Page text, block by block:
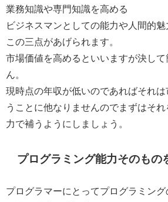
業務知識や専門知識を高める
ビジネスマンとしての能力や人間的魅
この三点があげられます。
市場価値を高めるといいますが決し
ん。
現時点の年収が低いのであればそれ
うことに他なりませんのでまずはそ
力で補うように しましょう。
プログラミング能力そのもの
プログラマーにとってプログラミン